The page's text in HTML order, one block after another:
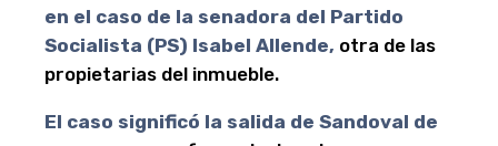
en el caso de la senadora del Partido
Socialista (PS) Isabel Allende, otra de las
propietarias del inmueble.
El caso significó la salida de Sandoval de